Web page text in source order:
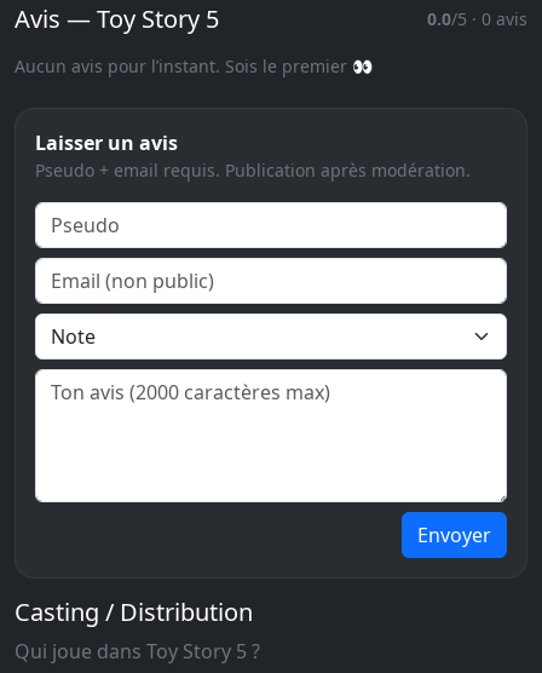
Avis — Toy Story 5 0.0/5 · 0 avis
Aucun avis pour l’instant. Sois le premier 👀
Laisser un avis
Pseudo + email requis. Publication après modération.
Envoyer
Casting / Distribution
Qui joue dans Toy Story 5 ?